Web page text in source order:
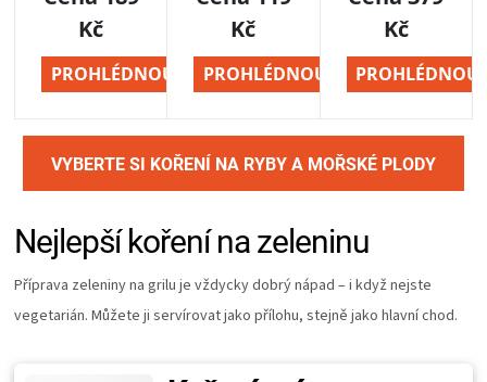
VYBERTE SI KOŘENÍ NA RYBY A MOŘSKÉ PLODY
Nejlepší koření na zeleninu
Příprava zeleniny na grilu je vždycky dobrý nápad – i když nejste
vegetarián. Můžete ji servírovat jako přílohu, stejně jako hlavní chod.